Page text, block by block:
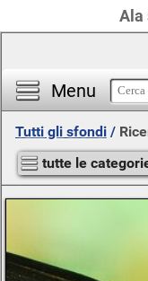
Ala
Menu
Tutti gli sfondi /
tutte le